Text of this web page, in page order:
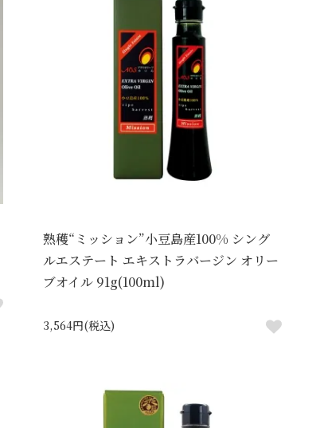
熟穫“ミッション”小豆島産100% シング
ルエステート エキストラバージン オリー
ブオイル 91g(100ml)
3,564円(税込)